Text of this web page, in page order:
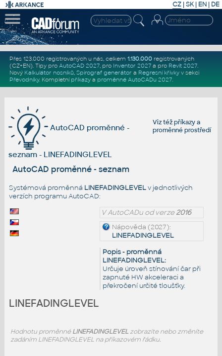
CZ | SK| EN | DE
Přes 123.000 registrovaných u nás, celkem 1.130.000registrovaných
(CZ+EN). Tipy pro AutoCAD 2027, pro Inventor 2027a pro Revit 2027.
Nový Kalkulátor nosníků, Spirograf generátor a Regresní křivkyv sekci
Převodníky. Kompletní příkazya proměnné AutoCADu 2027.
Viz téžpříkazya
proměnné prostředí
AutoCAD proměnné -
seznam - LINEFADINGLEVEL
AutoCAD proměnné - seznam
Systémová proměnná LINEFADINGLEVELv jednotlivých
verzích programu AutoCAD:
V AutoCADu od verze2016
Nápověda (2027):
LINEFADINGLEVEL
Popis - proměnná
LINEFADINGLEVEL:
Určuje úroveň stínování čar při
zapnuté HW akceleraci a
překročení určité tloušťky.
LINEFADINGLEVEL
Hodnotu proměnnéLINEFADINGLEVELzobrazíte nebo změníte
zadáním LINEFADINGLEVEL na příkazovém řádku.